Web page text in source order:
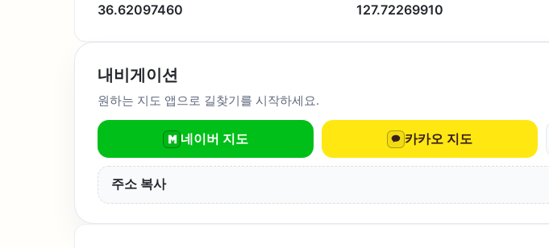
36.62097460 127.72269910
내비게이션
원하는 지도 앱으로 길찾기를 시작하세요.
네이버 지도 카카오 지도
주소 복사